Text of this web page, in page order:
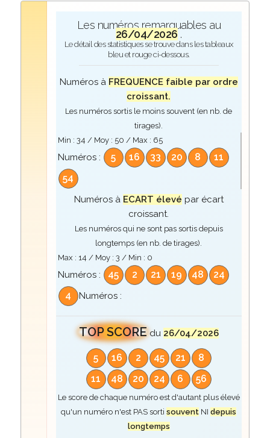
Les numéros remarquables au
26/04/2026 .
Le détail des statistiques se trouve dans les tableaux
bleu et rouge ci-dessous.
Numéros à FREQUENCE faible par ordre
croissant.
Les numéros sortis le moins souvent (en nb. de
tirages).
Min : 34 / Moy : 50 / Max : 65
Numéros : 5 16 33 20 8
11
54
Numéros à ECART élevé par écart
croissant.
Les numéros qui ne sont pas sortis depuis
longtemps (en nb. de tirages).
Max : 14 / Moy : 3 / Min : 0
Numéros : 45 2 21 19 48
24
4
Numéros :
TOP SCORE du 26/04/2026
5 16 2 45 21
8
11
48 20 24 6 56
Le score de chaque numéro est d'autant plus élevé
qu'un numéro n'est PAS sortisouvent NIdepuis
longtemps